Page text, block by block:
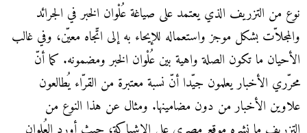
نوع من التزريف الذي يعتمد على صياغة عُلْوان الخبر في الجرائد
والمجلاّت بشكل موجز واستعماله للإيحاء به إلى اتّجاه معيّن، وفي غالب
الأحيان ما تكون الصلة واهية بين عُلْوان الخبر ومضمونه. كما أنّ
محرّري الأخبار يعلمون جيّدا أنّ نسبة معتبرة من القرّاء يُطالعون
علاوين الأخبار من دون مضامينها. ومثال عن هذا النوع من